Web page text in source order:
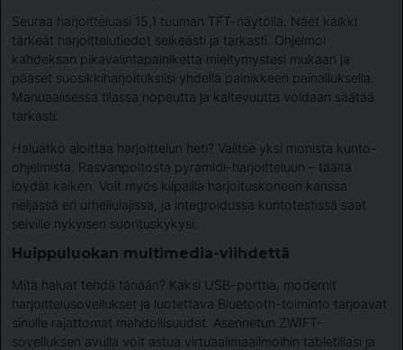
Seuraa harjoitteluasi 15,1 tuuman TFT-näytöllä. Näet kaikki
tärkeät harjoittelutiedot selkeästi ja tarkasti. Ohjelmoi
kahdeksan pikavalintapainiketta mieltymystesi mukaan ja
pääset suosikkiharjoituksiisi yhdellä painikkeen painalluksella.
Manuaalisessa tilassa nopeutta ja kaltevuutta voidaan säätää
tarkasti.
Haluatko aloittaa harjoittelun heti? Valitse yksi monista kunto-
ohjelmista. Rasvanpoltosta pyramidi-harjoitteluun – täältä
löydät kaiken. Voit myös kilpailla harjoituskoneen kanssa
neljässä eri urheilulajissa, ja integroidussa kuntotestissä saat
selville nykyisen suorituskykysi.
Huippuluokan multimedia-viihdettä
Mitä haluat tehdä tänään? Kaksi USB-porttia, modernit
harjoittelusovellukset ja luotettava Bluetooth-toiminto tarjoavat
sinulle rajattomat mahdollisuudet. Asennetun ZWIFT-
sovelluksen avulla voit astua virtuaalimaailmoihin tabletillasi ja